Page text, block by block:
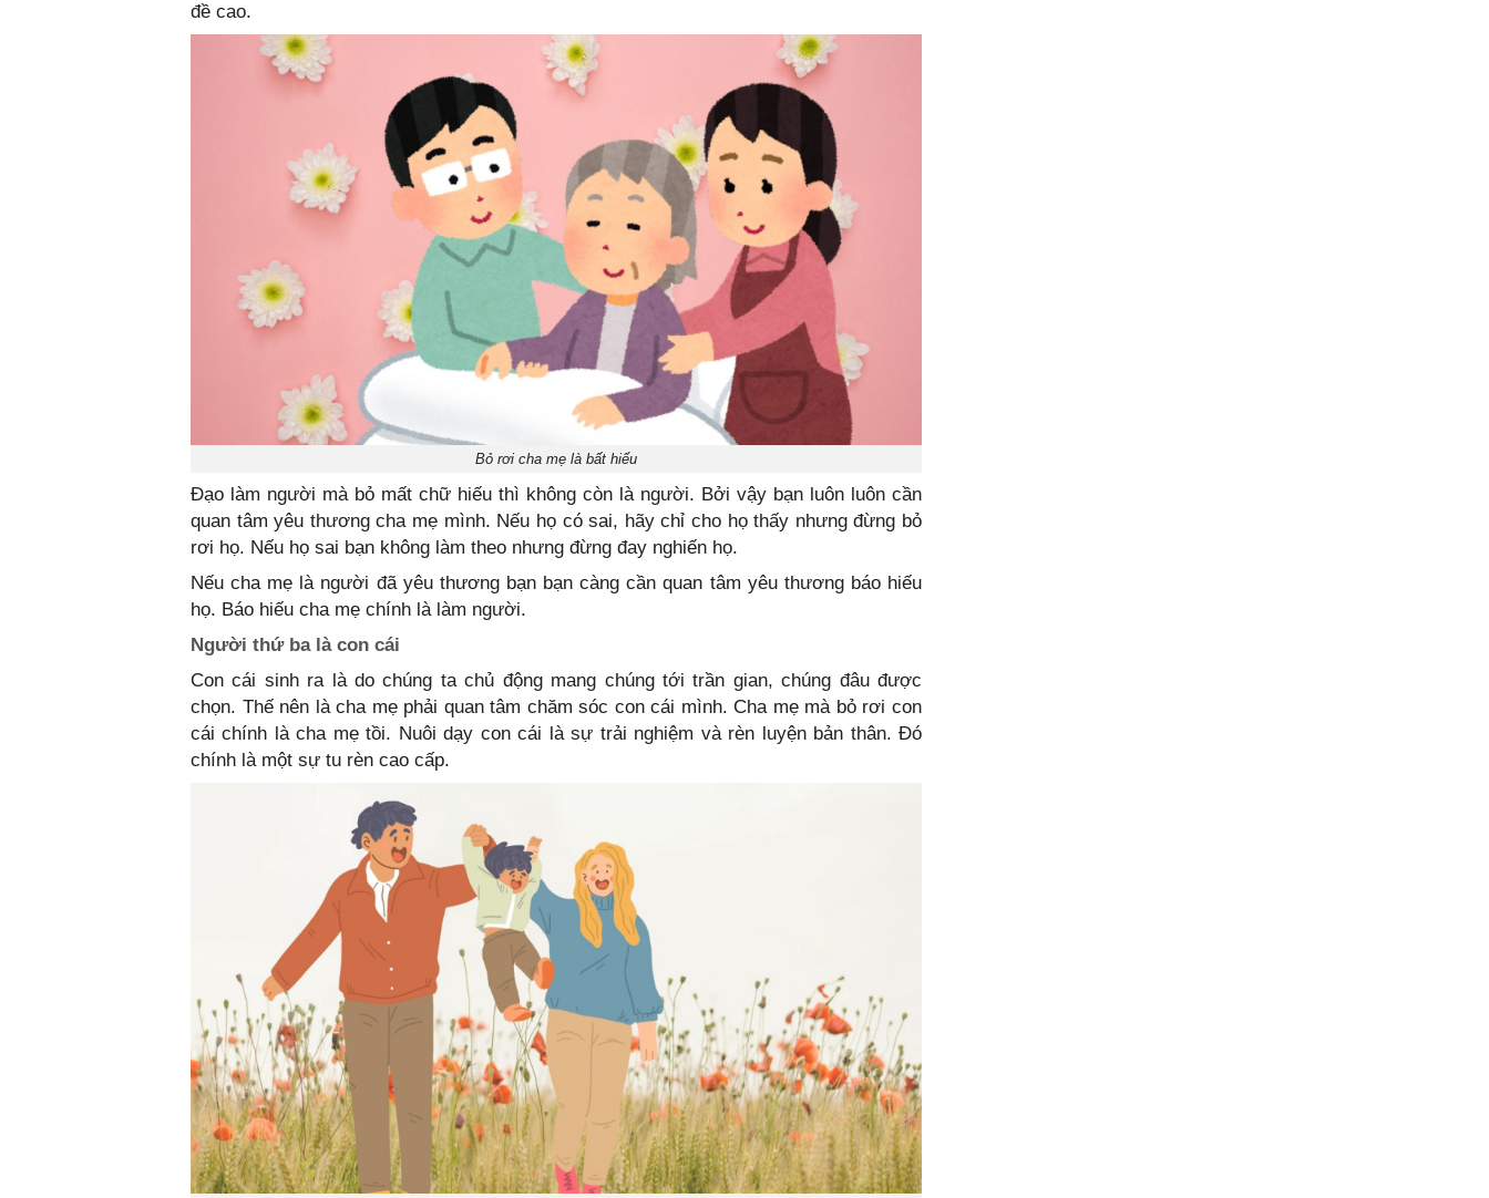
đề cao.
Bỏ rơi cha mẹ là bất hiếu
Đạo làm người mà bỏ mất chữ hiếu thì không còn là người. Bởi vậy bạn luôn luôn cần
quan tâm yêu thương cha mẹ mình. Nếu họ có sai, hãy chỉ cho họ thấy nhưng đừng bỏ
rơi họ. Nếu họ sai bạn không làm theo nhưng đừng đay nghiến họ.
Nếu cha mẹ là người đã yêu thương bạn bạn càng cần quan tâm yêu thương báo hiếu
họ. Báo hiếu cha mẹ chính là làm người.
Người thứ ba là con cái
Con cái sinh ra là do chúng ta chủ động mang chúng tới trần gian, chúng đâu được
chọn. Thế nên là cha mẹ phải quan tâm chăm sóc con cái mình. Cha mẹ mà bỏ rơi con
cái chính là cha mẹ tồi. Nuôi dạy con cái là sự trải nghiệm và rèn luyện bản thân. Đó
chính là một sự tu rèn cao cấp.